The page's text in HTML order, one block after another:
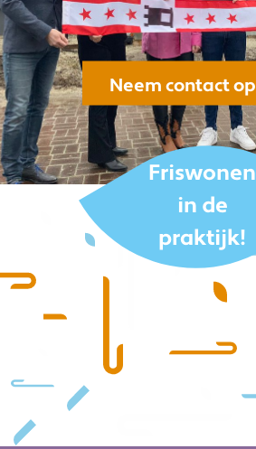
Neem contact op
Friswonen
in de
praktijk!